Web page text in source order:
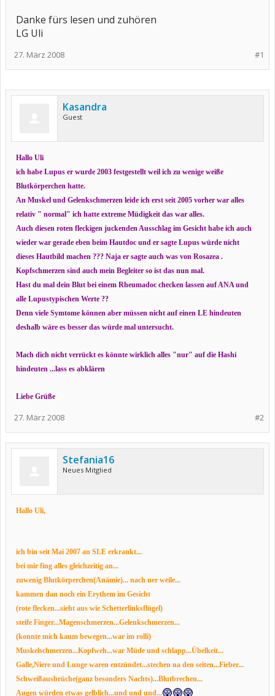
Danke fürs lesen und zuhören
LG Uli
#1
27. März 2008
Kasandra
Guest
Hallo Uli
ich habe Lupus er wurde 2003 festgestellt weil ich zu wenige weiße
Blutkörperchen hatte.
An Muskel und Gelenkschmerzen leide ich erst seit 2005 vorher war alles
relativ " normal" ich hatte extreme Müdigkeit das war alles.
Auch diesen roten fleckigen juckenden Ausschlag im Gesicht habe ich auch
wieder war gerade eben beim Hautdoc und er sagte Lupus würde nicht
dieses Hautbild machen ??? Naja er sagte auch was von Rosazea .
Kopfschmerzen sind auch mein Begleiter so ist das nun mal.
Hast du mal dein Blut bei einem Rheumadoc checken lassen auf ANA und
alle Lupustypischen Werte ??
Denn viele Symtome können aber müssen nicht auf einen LE hindeuten
deshalb wäre es besser das würde mal untersucht.
Mach dich nicht verrückt es könnte wirklich alles "nur" auf die Hashi
hindeuten ...lass es abklären
Liebe Grüße
#2
27. März 2008
Stefania16
Neues Mitglied
Hallo Uli,
ich bin seit Mai 2007 an SLE erkrankt...
bei mir fing alles gleichzeitig an...
zuwenig Blutkörperchen(Anämie)... nach ner weile...
kammen dan noch ein Erythem im Gesicht
(rote flecken...sieht aus wie Schetterlinksflügel)
steife Finger...Magenschmerzen...Gelenkschmerzen...
(konnte mich kaum bewegen...war im rolli)
Muskelschmerzen...Kopfweh...war Müde und schlapp...Übelkeit...
Galle,Niere und Lunge waren entzündet...stechen na den seiten...Fieber...
Schweißausbrüche(ganz besonders Nachts)...Blutbrechen...
Augen würden etwas gelblich...und und und...